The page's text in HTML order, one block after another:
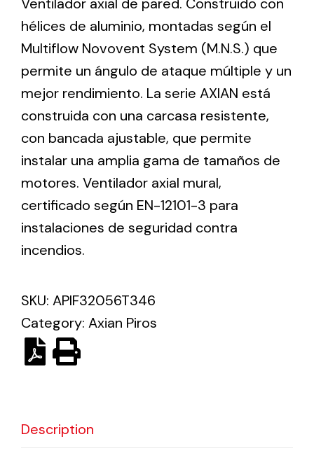
Ventilation
The incorporation of Novovent into the group
meant a greater offer of ventilation products for
different uses
Iluminación Solar
de necesidades.
Solar lighting
hélices de aluminio, montadas según el
Multiflow Novovent System (M.N.S.) que
permite un ángulo de ataque múltiple y un
mejor rendimiento. La serie AXIAN está
construida con una carcasa resistente,
con bancada ajustable, que permite
instalar una amplia gama de tamaños de
motores. Ventilador axial mural,
certificado según EN-12101-3 para
instalaciones de seguridad contra
incendios.
SKU: APIF32056T346
Category: Axian Piros
Description